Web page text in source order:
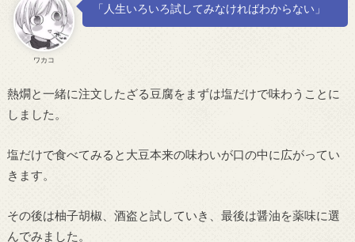
ワカコ
「人生いろいろ試してみなければわからない」
熱燗と一緒に注文したざる豆腐をまずは塩だけで味わうことに
しました。
塩だけで食べてみると大豆本来の味わいが口の中に広がってい
きます。
その後は柚子胡椒、酒盗と試していき、最後は醤油を薬味に選
んでみました。